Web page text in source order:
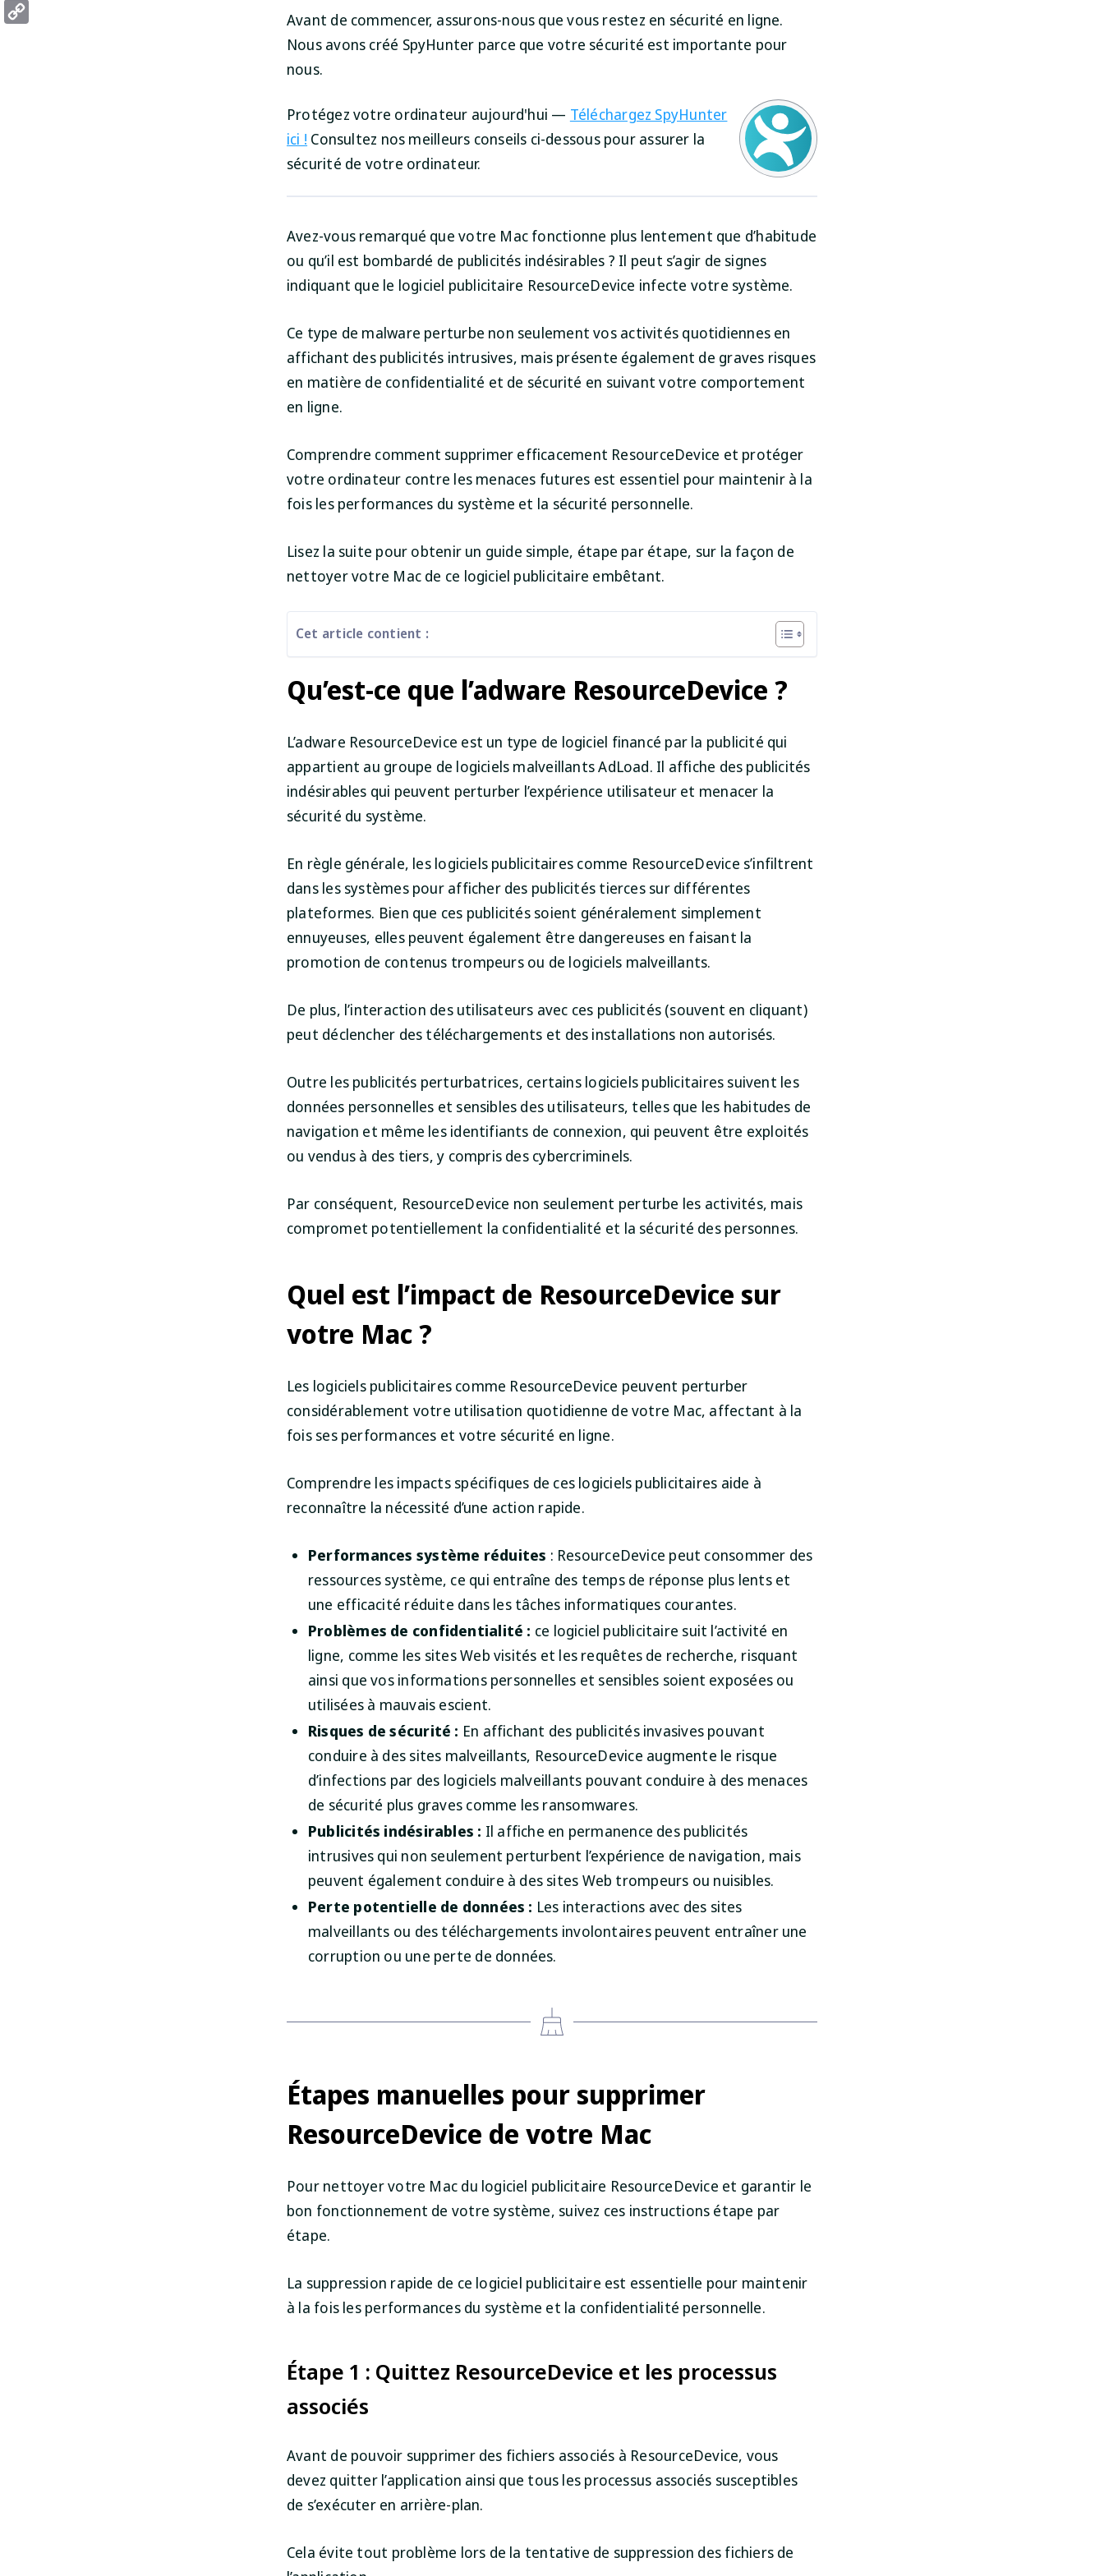
Avant de commencer, assurons-nous que vous restez en sécurité en ligne.
Nous avons créé SpyHunter parce que votre sécurité est importante pour
nous.
Protégez votre ordinateur aujourd'hui — Téléchargez SpyHunter
ici ! Consultez nos meilleurs conseils ci-dessous pour assurer la
sécurité de votre ordinateur.
Avez-vous remarqué que votre Mac fonctionne plus lentement que d’habitude
ou qu’il est bombardé de publicités indésirables ? Il peut s’agir de signes
indiquant que le logiciel publicitaire ResourceDevice infecte votre système.
Ce type de malware perturbe non seulement vos activités quotidiennes en
affichant des publicités intrusives, mais présente également de graves risques
en matière de confidentialité et de sécurité en suivant votre comportement
en ligne.
Comprendre comment supprimer efficacement ResourceDevice et protéger
votre ordinateur contre les menaces futures est essentiel pour maintenir à la
fois les performances du système et la sécurité personnelle.
Lisez la suite pour obtenir un guide simple, étape par étape, sur la façon de
nettoyer votre Mac de ce logiciel publicitaire embêtant.
Cet article contient :
Qu’est-ce que l’adware ResourceDevice ?
L’adware ResourceDevice est un type de logiciel financé par la publicité qui
appartient au groupe de logiciels malveillants AdLoad. Il affiche des publicités
indésirables qui peuvent perturber l’expérience utilisateur et menacer la
sécurité du système.
En règle générale, les logiciels publicitaires comme ResourceDevice s’infiltrent
dans les systèmes pour afficher des publicités tierces sur différentes
plateformes. Bien que ces publicités soient généralement simplement
ennuyeuses, elles peuvent également être dangereuses en faisant la
promotion de contenus trompeurs ou de logiciels malveillants.
De plus, l’interaction des utilisateurs avec ces publicités (souvent en cliquant)
peut déclencher des téléchargements et des installations non autorisés.
Outre les publicités perturbatrices, certains logiciels publicitaires suivent les
données personnelles et sensibles des utilisateurs, telles que les habitudes de
navigation et même les identifiants de connexion, qui peuvent être exploités
ou vendus à des tiers, y compris des cybercriminels.
Par conséquent, ResourceDevice non seulement perturbe les activités, mais
compromet potentiellement la confidentialité et la sécurité des personnes.
Quel est l’impact de ResourceDevice sur
votre Mac ?
Les logiciels publicitaires comme ResourceDevice peuvent perturber
considérablement votre utilisation quotidienne de votre Mac, affectant à la
fois ses performances et votre sécurité en ligne.
Comprendre les impacts spécifiques de ces logiciels publicitaires aide à
reconnaître la nécessité d’une action rapide.
Performances système réduites : ResourceDevice peut consommer des
ressources système, ce qui entraîne des temps de réponse plus lents et
une efficacité réduite dans les tâches informatiques courantes.
Problèmes de confidentialité : ce logiciel publicitaire suit l’activité en
ligne, comme les sites Web visités et les requêtes de recherche, risquant
ainsi que vos informations personnelles et sensibles soient exposées ou
utilisées à mauvais escient.
Risques de sécurité : En affichant des publicités invasives pouvant
conduire à des sites malveillants, ResourceDevice augmente le risque
d’infections par des logiciels malveillants pouvant conduire à des menaces
de sécurité plus graves comme les ransomwares.
Publicités indésirables : Il affiche en permanence des publicités
intrusives qui non seulement perturbent l’expérience de navigation, mais
peuvent également conduire à des sites Web trompeurs ou nuisibles.
Perte potentielle de données : Les interactions avec des sites
malveillants ou des téléchargements involontaires peuvent entraîner une
corruption ou une perte de données.
Étapes manuelles pour supprimer
ResourceDevice de votre Mac
Pour nettoyer votre Mac du logiciel publicitaire ResourceDevice et garantir le
bon fonctionnement de votre système, suivez ces instructions étape par
étape.
La suppression rapide de ce logiciel publicitaire est essentielle pour maintenir
à la fois les performances du système et la confidentialité personnelle.
Étape 1 : Quittez ResourceDevice et les processus
associés
Avant de pouvoir supprimer des fichiers associés à ResourceDevice, vous
devez quitter l’application ainsi que tous les processus associés susceptibles
de s’exécuter en arrière-plan.
Cela évite tout problème lors de la tentative de suppression des fichiers de
Threads